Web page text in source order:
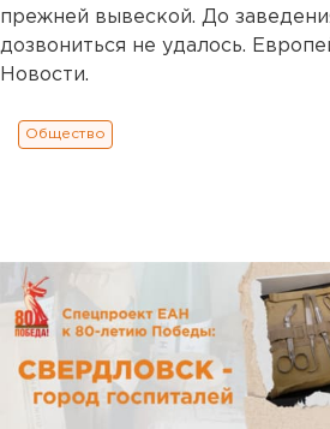
прежней вывеской. До
дозвониться не удалось.
Новости.
Общество